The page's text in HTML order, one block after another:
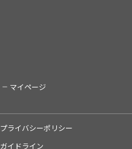
マイページ
プライバシーポリシー
ガイドライン